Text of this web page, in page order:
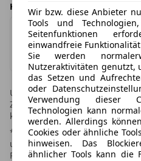
Händlerangebot von
Hugo Pfohe GmbH
Impressum &
Unverbindliches Angebot des
Zwischenverkauf vorbehalten!
keine Gewähr für die
* Weitere Informationen zum
und den offiziellen spezifischen
Personenkraftwagen können
Wir bzw. diese Anbieter
Tools und
Seitenfunktionen
einwandfreie
Sie werden
Nutzeraktivitäten genutzt,
das Setzen und
oder
Verwendung dieser
Technologien kann
werden. Allerdings
Cookies oder ähnliche
hinweisen. Das
ähnlicher Tools kann die